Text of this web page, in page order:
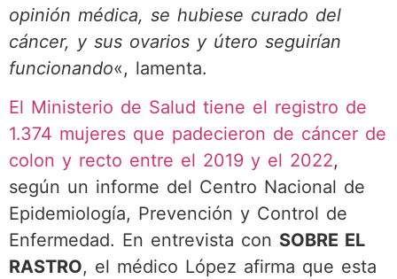
opinión médica, se hubiese curado del
cáncer, y sus ovarios y útero seguirían
funcionando«, lamenta.
El Ministerio de Salud tiene el registro de
1.374 mujeres que padecieron de cáncer de
colon y recto entre el 2019 y el 2022,
según un informe del Centro Nacional de
Epidemiología, Prevención y Control de
Enfermedad. En entrevista con SOBRE EL
RASTRO, el médico López afirma que esta